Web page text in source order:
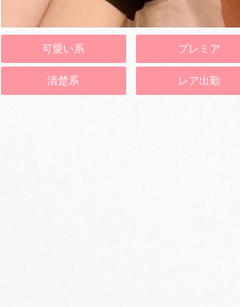
可愛い系 プレミア
清楚系 レア出勤